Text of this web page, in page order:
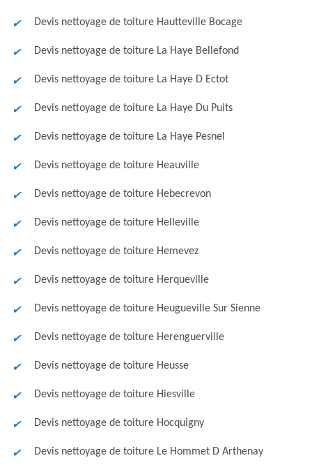
Devis nettoyage de toiture Hautteville Bocage
Devis nettoyage de toiture La Haye Bellefond
Devis nettoyage de toiture La Haye D Ectot
Devis nettoyage de toiture La Haye Du Puits
Devis nettoyage de toiture La Haye Pesnel
Devis nettoyage de toiture Heauville
Devis nettoyage de toiture Hebecrevon
Devis nettoyage de toiture Helleville
Devis nettoyage de toiture Hemevez
Devis nettoyage de toiture Herqueville
Devis nettoyage de toiture Heugueville Sur Sienne
Devis nettoyage de toiture Herenguerville
Devis nettoyage de toiture Heusse
Devis nettoyage de toiture Hiesville
Devis nettoyage de toiture Hocquigny
Devis nettoyage de toiture Le Hommet D Arthenay